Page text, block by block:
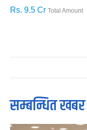
Rs. 9.5 Cr Total Amount
सम्बन्धित खबर